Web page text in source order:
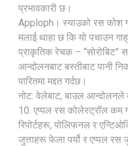
प्रभावकारी छ।
Apploph। स्याउको रस कोश
मलाई थाहा छ कि यो पचाउन
प्राकृतिक रेचक – “सोरोबिट”
आन्दोलनबाट बस्तीबाट पानी
पारितमा मद्दत गर्दछ।
नोट: वेलेबाट, बाउल आन्दोलनले
10. एप्पल रस कोलेस्ट्रॉल कम
रिपोर्टहरू, पोलिफनल र
जुत्ताहरू फेला पर्यो र एप्पल रस